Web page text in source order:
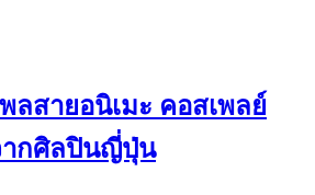
ลสายอนิเมะ คอสเพลย์
ากศิลปินญี่ปุ่น